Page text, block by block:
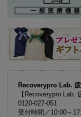
Recoverypro Lab.
【Recoverypro Lab.
0120-027-051
受付時間／10:00～